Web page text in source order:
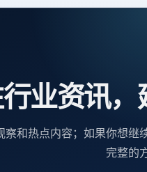
业资讯
和热点内容；如果你想
完整的